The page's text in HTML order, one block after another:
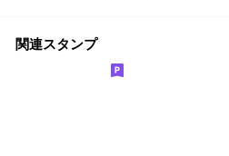
関連スタンプ